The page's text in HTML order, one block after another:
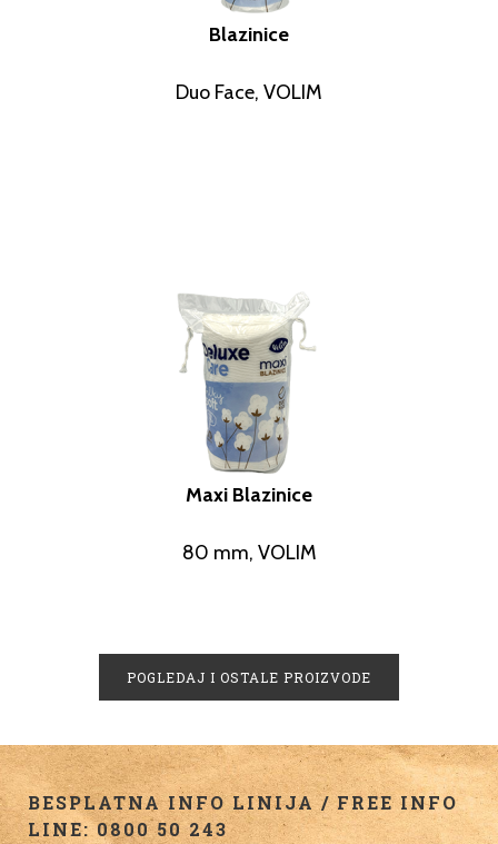
Blazinice
Duo Face, VOLIM
Maxi Blazinice
80 mm, VOLIM
POGLEDAJ I OSTALE PROIZVODE
BESPLATNA INFO LINIJA / FREE INFO
LINE: 0800 50 243